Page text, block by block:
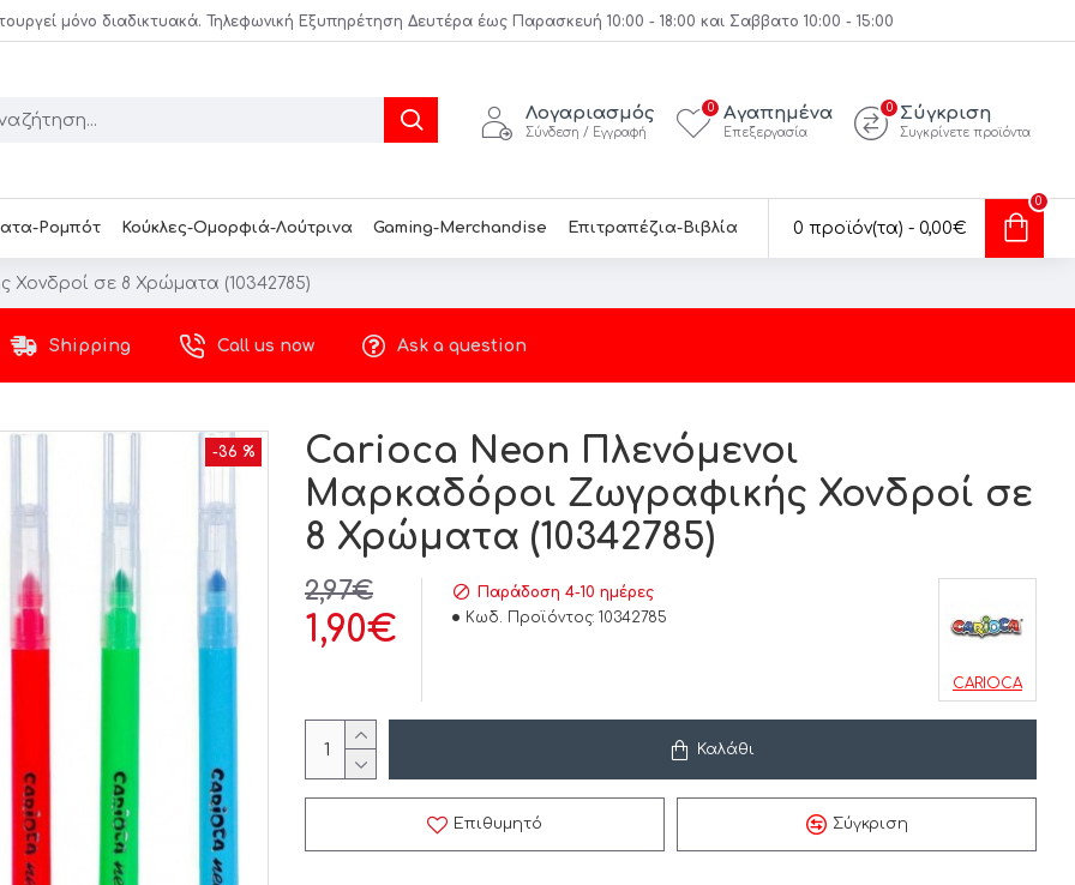
μόνο διαδικτυακά. Τηλεφωνική Εξυπηρέτηση Δευτέρα έως Παρασκευή 10:00 - 18:00 και Σαββατο 10:00 - 15:00
Λογαριασμός
Σύνδεση / Εγγραφή
Αγαπημένα
Επεξεργασία
0 Σύγκριση
Συγκρίνετε προϊόντα
0
Ρομπότ Κούκλες-Ομορφιά-Λούτρινα Gaming-Merchandise Επιτραπέζια-Βιβλία 0 προϊόν(τα) - 0,00€
0
σε 8 Χρώματα (10342785)
Shipping Call us now Ask a question
-36 %
Carioca Neon Πλενόμενοι
Μαρκαδόροι Ζωγραφικής Χονδροί σε
8 Χρώματα (10342785)
1,90€
2,97€
Παράδοση 4-10 ημέρες
Κωδ. Προϊόντος: 10342785
CARIOCA
Καλάθι
Επιθυμητό Σύγκριση